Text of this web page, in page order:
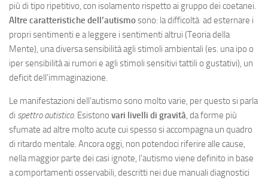
più di tipo ripetitivo, con isolamento rispetto ai gruppo dei coetanei.
Altre caratteristiche dell’autismosono: la difficoltà ad esternare i
propri sentimenti e a leggere i sentimenti altrui (Teoria della
Mente), una diversa sensibilità agli stimoli ambientali (es. una ipo o
iper sensibilità ai rumori e agli stimoli sensitivi tattili o gustativi), un
deficit dell’immaginazione.
Le manifestazioni dell’autismo sono molto varie, per questo si parla
di spettro autistico. Esistono vari livelli di gravità, da forme più
sfumate ad altre molto acute cui spesso si accompagna un quadro
di ritardo mentale. Ancora oggi, non potendoci riferire alle cause,
nella maggior parte dei casi ignote, l’autismo viene definito in base
a comportamenti osservabili, descritti nei due manuali diagnostici